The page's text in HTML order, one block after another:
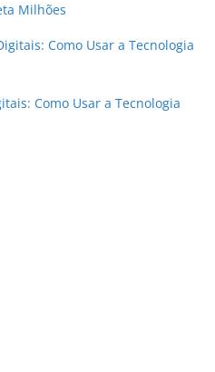
Milhões
Como Usar a Tecnologia
Como Usar a Tecnologia